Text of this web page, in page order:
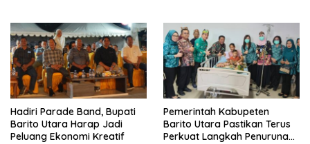
Hadiri Parade Band, Bupati
Barito Utara Harap Jadi
Peluang Ekonomi Kreatif
Pemerintah Kabupeten
Barito Utara Pastikan Terus
Perkuat Langkah Penurunan